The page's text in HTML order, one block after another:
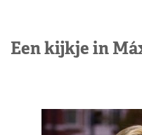
Een kijkje in